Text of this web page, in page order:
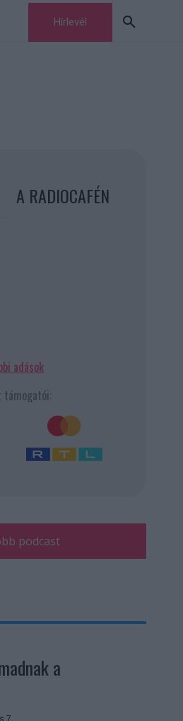
Hírlevél
A RADIOCAFÉN
adások
támogatói:
podcast
a
7.